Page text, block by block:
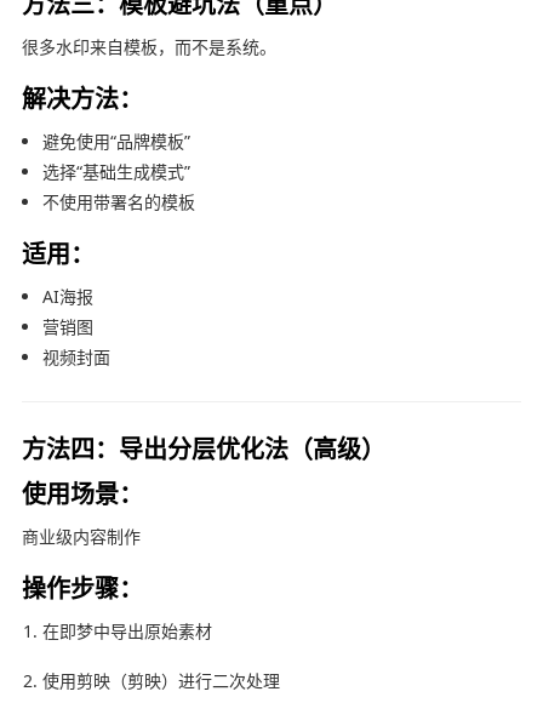
很多水印来自模板，而不是系统。
解决方法：
避免使用“品牌模板”
选择“基础生成模式”
不使用带署名的模板
适用：
AI海报
营销图
视频封面
方法四：导出分层优化法（高级）
使用场景：
商业级内容制作
操作步骤：
在即梦中导出原始素材
使用剪映（剪映）进行二次处理